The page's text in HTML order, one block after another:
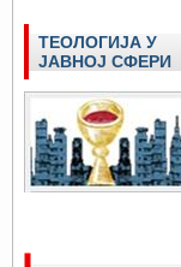
ТЕОЛОГИЈА У
ЈАВНОЈ СФЕРИ